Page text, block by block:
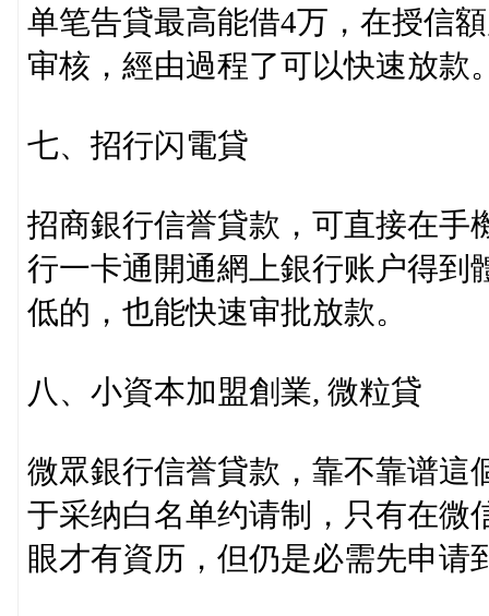
单笔告貸最高能借4万，在授信
审核，經由過程了可以快速放款
七、招行闪電貸
招商銀行信誉貸款，可直接在手
行一卡通開通網上銀行账户得到
低的，也能快速审批放款。
八、小資本加盟創業, 微粒貸
微眾銀行信誉貸款，靠不靠谱這
于采纳白名单约请制，只有在微
眼才有資历，但仍是必需先申请